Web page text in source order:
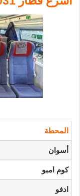
المحطة
أسوان
كوم امبو
ادفو